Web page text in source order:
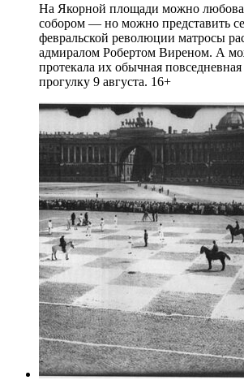
На Якорной площади можно
собором — но можно представить
февральской революции матросы
адмиралом Робертом Виреном. А
протекала их обычная
прогулку 9 августа. 16+